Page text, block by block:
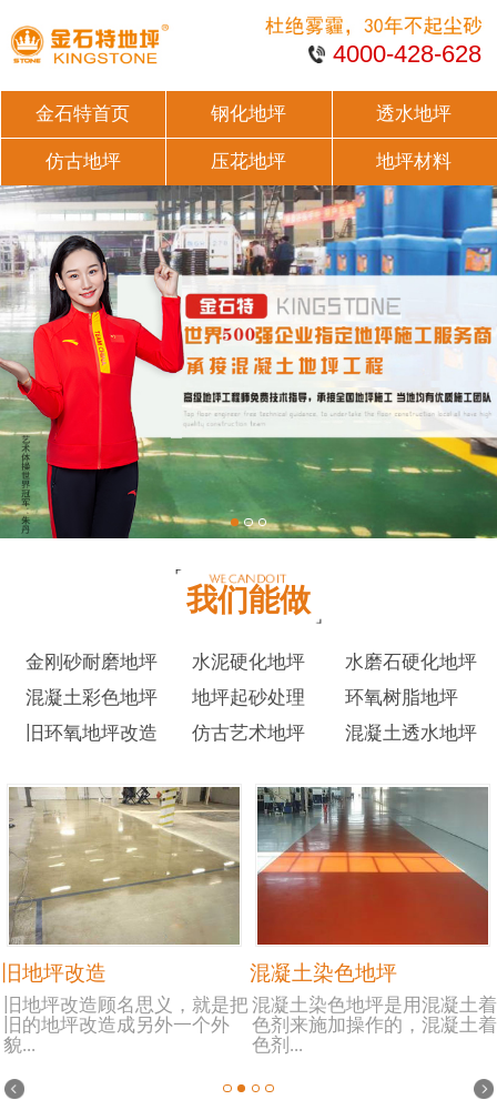
4000-428-628
金石特首页 钢化地坪 透水地坪
仿古地坪 压花地坪 地坪材料
我们能做
金刚砂耐磨地坪 水泥硬化地坪
水磨石硬化地坪
混凝土彩色地坪
地坪起砂处理
环氧树脂地坪
旧环氧地坪改造
仿古艺术地坪 混凝土透水地坪
旧地坪改造
旧地坪改造顾名思义，就是把
旧的地坪改造成另外一个外
貌...
混凝土染色地坪
混凝土染色地坪是用混凝土着
色剂来施加操作的，混凝土着
色剂...